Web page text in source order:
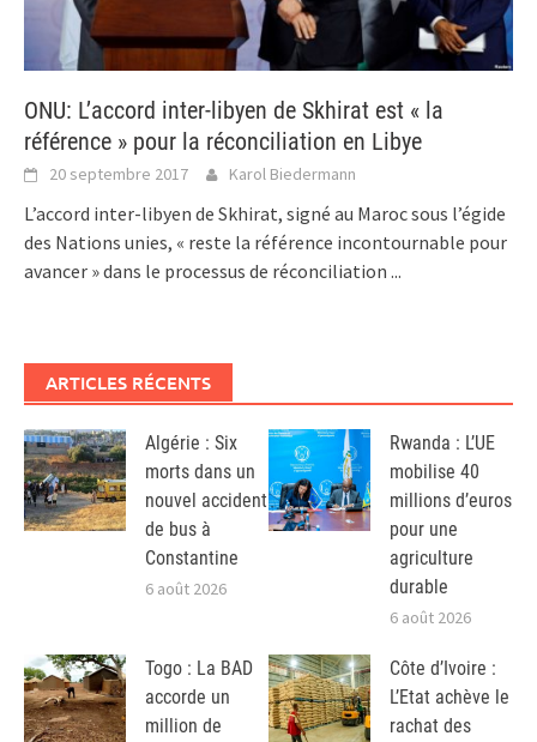
ONU: L’accord inter-libyen de Skhirat est « la
référence » pour la réconciliation en Libye
20 septembre 2017 Karol Biedermann
L’accord inter-libyen de Skhirat, signé au Maroc sous l’égide
des Nations unies, « reste la référence incontournable pour
avancer » dans le processus de réconciliation ...
ARTICLES RÉCENTS
Algérie : Six
morts dans un
nouvel accident
de bus à
Constantine
6 août 2026
Rwanda : L’UE
mobilise 40
millions d’euros
pour une
agriculture
durable
6 août 2026
Togo : La BAD
accorde un
million de
Côte d’Ivoire :
L’Etat achève le
rachat des